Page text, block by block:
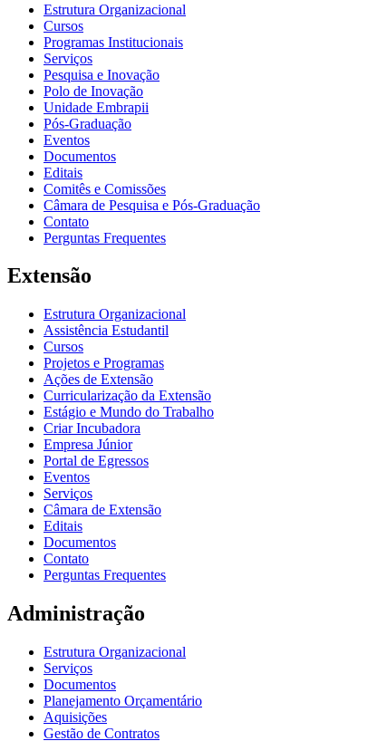
Estrutura Organizacional
Cursos
Programas Institucionais
Serviços
Pesquisa e Inovação
Polo de Inovação
Unidade Embrapii
Pós-Graduação
Eventos
Documentos
Editais
Comitês e Comissões
Câmara de Pesquisa e Pós-Graduação
Contato
Perguntas Frequentes
Extensão
Estrutura Organizacional
Assistência Estudantil
Cursos
Projetos e Programas
Ações de Extensão
Curricularização da Extensão
Estágio e Mundo do Trabalho
Criar Incubadora
Empresa Júnior
Portal de Egressos
Eventos
Serviços
Câmara de Extensão
Editais
Documentos
Contato
Perguntas Frequentes
Administração
Estrutura Organizacional
Serviços
Documentos
Planejamento Orçamentário
Aquisições
Gestão de Contratos